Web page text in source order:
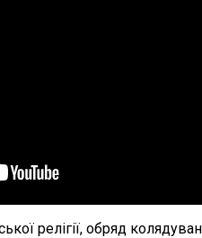
релігії, обряд